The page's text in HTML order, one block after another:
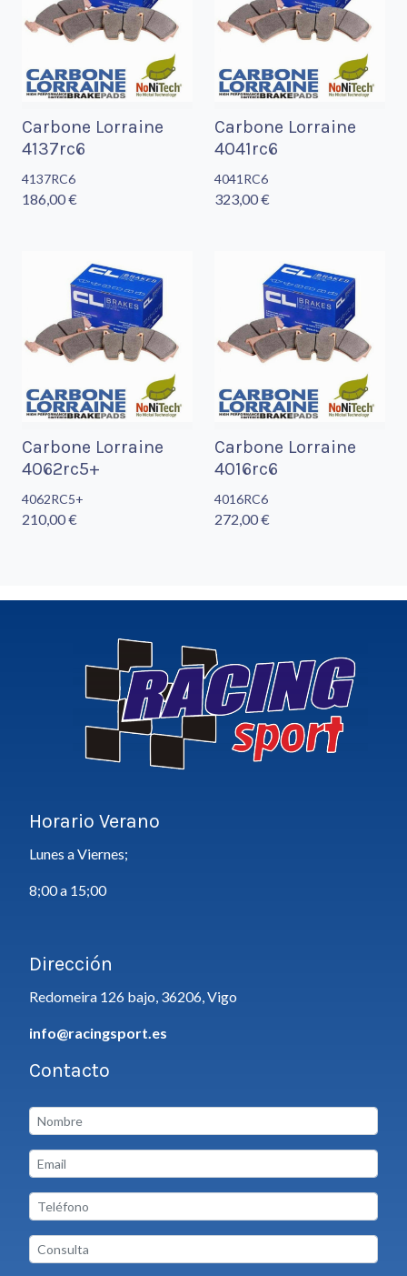
Carbone Lorraine
4137rc6
4137RC6
186,00 €
Carbone Lorraine
4041rc6
4041RC6
323,00 €
Carbone Lorraine
4062rc5+
4062RC5+
210,00 €
Carbone Lorraine
4016rc6
4016RC6
272,00 €
Horario Verano
Lunes a Viernes;
8;00 a 15;00
Dirección
Redomeira 126 bajo, 36206, Vigo
info@racingsport.es
Contacto